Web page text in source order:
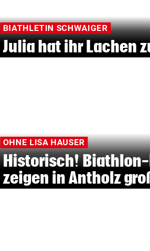
BIATHLETIN SCHWAIGER
Julia hat ihr Lachen
OHNE LISA HAUSER
Historisch!
zeigen in Antholz